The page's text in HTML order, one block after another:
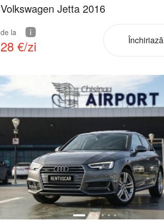
Volkswagen Jetta 2016
de la
28 €/zi Închiriază